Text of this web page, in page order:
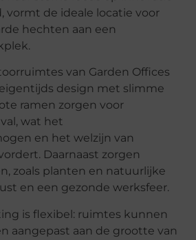
vormt de ideale locatie voor
hechten aan een
van Garden Offices
design met slimme
ramen zorgen voor
wat het
en het welzijn van
Daarnaast zorgen
zoals planten en natuurlijke
en een gezonde werksfeer.
is flexibel: ruimtes kunnen
aangepast aan de grootte van